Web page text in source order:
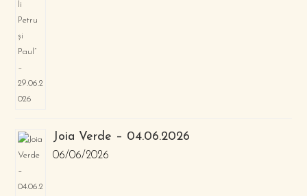
Joia Verde – 04.06.2026
06/06/2026